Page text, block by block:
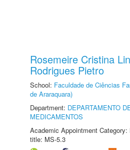
Rosemeire Cristina
Rodrigues Pietro
School: Faculdade de Ciências
de Araraquara)
Department: DEPARTAMENTO
MEDICAMENTOS
Academic Appointment
title: MS-5.3